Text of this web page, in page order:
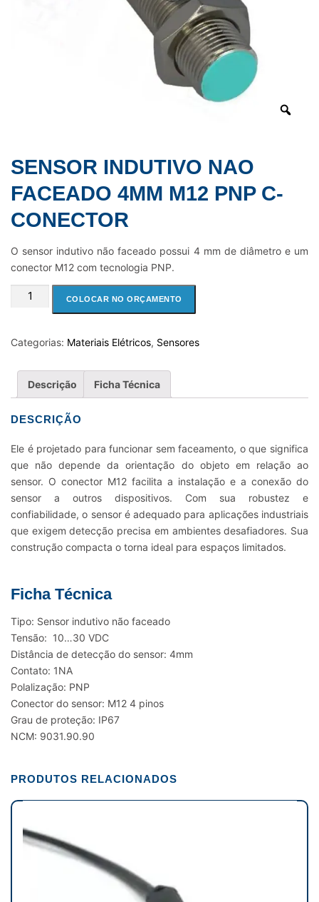
SENSOR INDUTIVO NAO
FACEADO 4MM M12 PNP C-
CONECTOR
O sensor indutivo não faceado possui 4 mm de diâmetro e um
conector M12 com tecnologia PNP.
SENSOR
FACEADO
M12
PNP
CONECTOR
COLOCAR NO ORÇAMENTO
Categorias: Materiais Elétricos, Sensores
Descrição Ficha Técnica
DESCRIÇÃO
Ele é projetado para funcionar sem faceamento, o que significa
que não depende da orientação do objeto em relação ao
sensor. O conector M12 facilita a instalação e a conexão do
sensor a outros dispositivos. Com sua robustez e
confiabilidade, o sensor é adequado para aplicações industriais
que exigem detecção precisa em ambientes desafiadores. Sua
construção compacta o torna ideal para espaços limitados.
Ficha Técnica
Tipo: Sensor indutivo não faceado
Tensão: 10…30 VDC
Distância de detecção do sensor: 4mm
Contato: 1NA
Polalização: PNP
Conector do sensor: M12 4 pinos
Grau de proteção: IP67
NCM: 9031.90.90
PRODUTOS RELACIONADOS